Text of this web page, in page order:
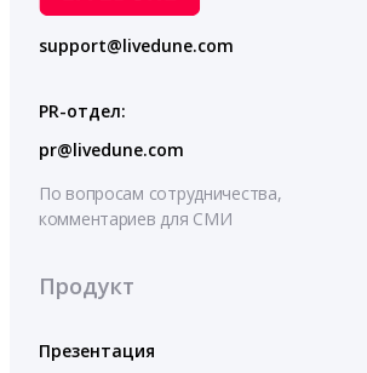
support@livedune.com
PR-отдел:
pr@livedune.com
По вопросам сотрудничества,
комментариев для СМИ
Продукт
Презентация